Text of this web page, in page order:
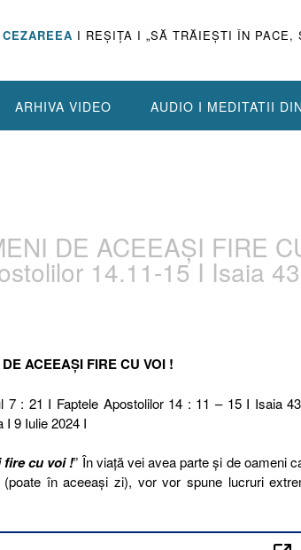
CEZAREEA I REŞIŢA I „SĂ TRĂIEŞTI ÎN PACE,
ARHIVA VIDEO AUDIO I MEDITATII
DE ACEEAȘI FIRE
14.11-15 I Isaia
ACEEAȘI FIRE CU VOI !
7 : 21 I Faptele Apostolilor 14 : 11 – 15 I Isaia
9 Iulie 2024 I
fire cu voi !” În viață vei avea parte și de oameni
în aceeași zi), vor vor spune lucruri